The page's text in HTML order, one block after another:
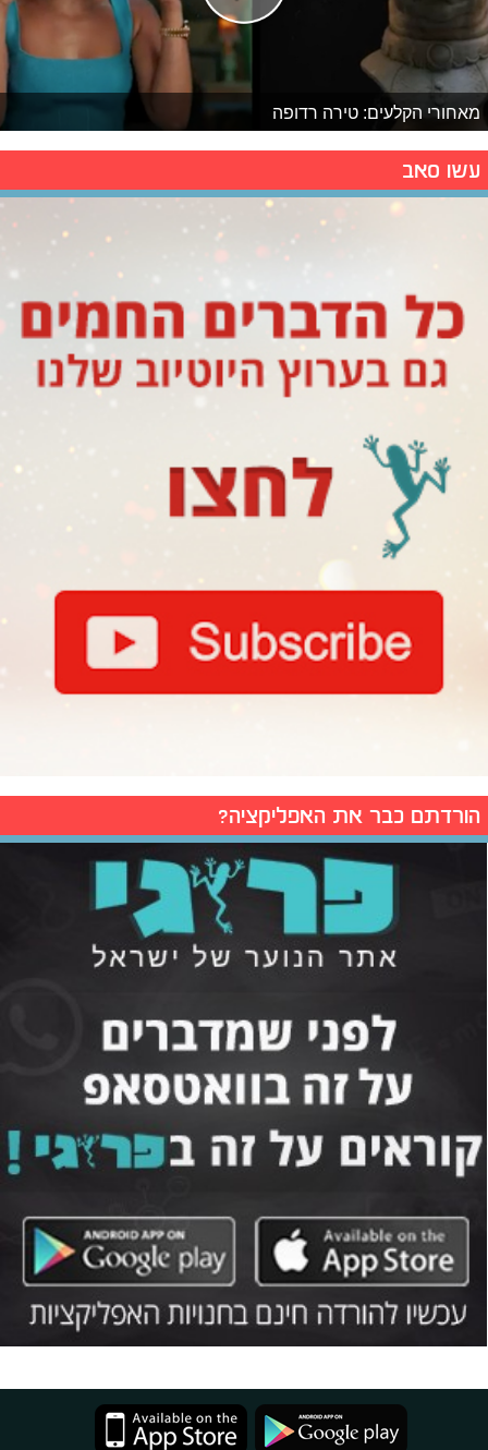
מאחורי הקלעים: טירה רדופה
עשו סאב
הורדתם כבר את האפליקציה?